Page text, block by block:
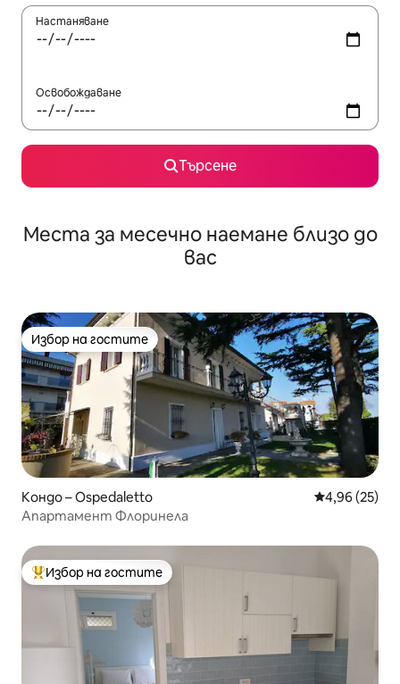
Настаняване
Освобождаване
Търсене
Места за месечно наемане близо до
вас
Избор на гостите
Избор на гостите
Кондо – Ospedaletto Средна
4,96 (25)
Апартамент Флоринела
Най-популярен избор на гостите
Избор на гостите